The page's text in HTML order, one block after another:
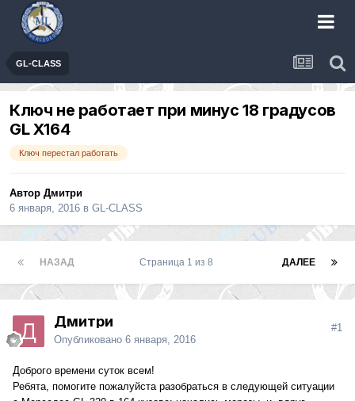
GL-CLASS
Ключ не работает при минус 18 градусов
GL X164
Ключ перестал работать
Автор Дмитри
6 января, 2016 в GL-CLASS
НАЗАД ДАЛЕЕ
Страница 1 из 8
Дмитри
Опубликовано 6 января, 2016
#1
Доброго времени суток всем!
Ребята, помогите пожалуйста разобраться в следующей ситуации